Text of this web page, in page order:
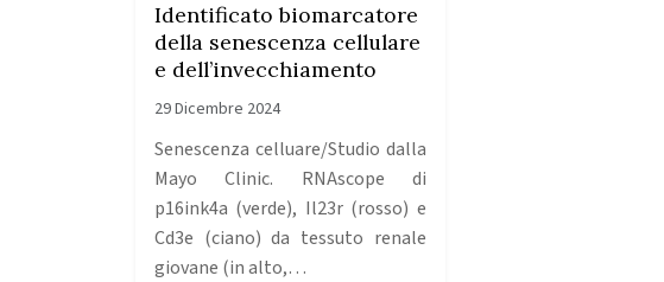
Identificato biomarcatore
della senescenza cellulare
e dell’invecchiamento
29 Dicembre 2024
Senescenza celluare/Studio dalla
Mayo Clinic. RNAscope di
p16ink4a (verde), Il23r (rosso) e
Cd3e (ciano) da tessuto renale
giovane (in alto,…